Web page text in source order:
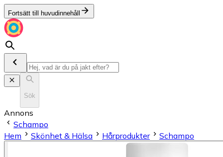
Fortsätt till huvudinnehåll
Sök
Annons
Schampo
Hem
Skönhet & Hälsa Hårprodukter Schampo